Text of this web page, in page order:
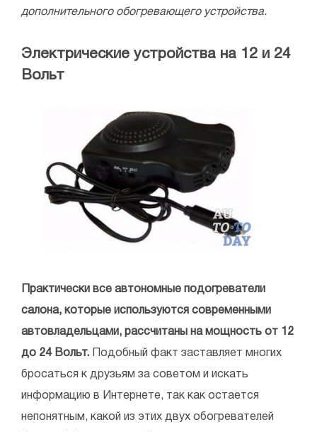
дополнительного обогревающего устройства.
Электрические устройства на 12 и 24
Вольт
Практически все автономные подогреватели
салона, которые используются современными
автовладельцами, рассчитаны на мощность от 12
до 24 Вольт. Подобный факт заставляет многих
бросаться к друзьям за советом и искать
информацию в Интернете, так как остается
непонятным, какой из этих двух обогревателей